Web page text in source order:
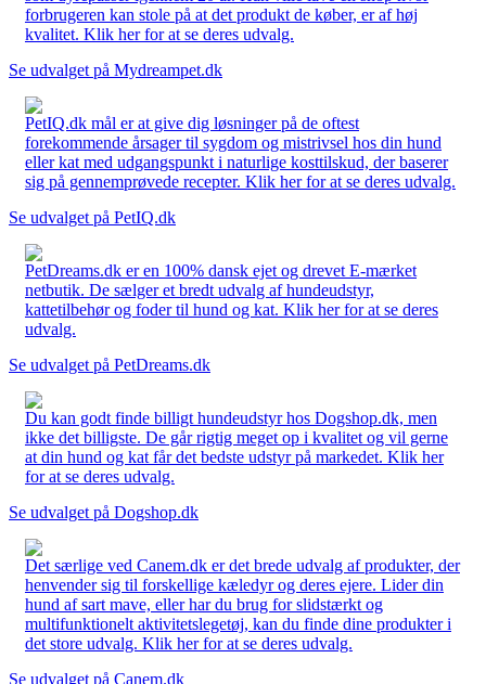
forbrugeren kan stole på at det produkt de køber, er af høj
kvalitet. Klik her for at se deres udvalg.
Se udvalget på Mydreampet.dk
PetIQ.dk mål er at give dig løsninger på de oftest
forekommende årsager til sygdom og mistrivsel hos din hund
eller kat med udgangspunkt i naturlige kosttilskud, der baserer
sig på gennemprøvede recepter. Klik her for at se deres udvalg.
Se udvalget på PetIQ.dk
PetDreams.dk er en 100% dansk ejet og drevet E-mærket
netbutik. De sælger et bredt udvalg af hundeudstyr,
kattetilbehør og foder til hund og kat. Klik her for at se deres
udvalg.
Se udvalget på PetDreams.dk
Du kan godt finde billigt hundeudstyr hos Dogshop.dk, men
ikke det billigste. De går rigtig meget op i kvalitet og vil gerne
at din hund og kat får det bedste udstyr på markedet. Klik her
for at se deres udvalg.
Se udvalget på Dogshop.dk
Det særlige ved Canem.dk er det brede udvalg af produkter, der
henvender sig til forskellige kæledyr og deres ejere. Lider din
hund af sart mave, eller har du brug for slidstærkt og
multifunktionelt aktivitetslegetøj, kan du finde dine produkter i
det store udvalg. Klik her for at se deres udvalg.
Se udvalget på Canem.dk